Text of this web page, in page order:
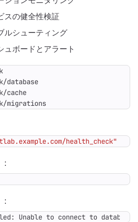
スの健全性検証
ルシューティング
ュボードとアラート
migrations
health_check"
:
:
Unable to connect to database